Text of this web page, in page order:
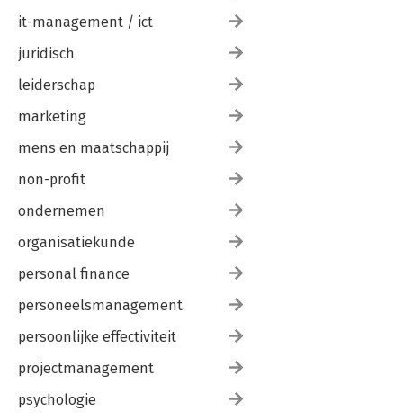
it-management / ict
juridisch
leiderschap
marketing
mens en maatschappij
non-profit
ondernemen
organisatiekunde
personal finance
personeelsmanagement
persoonlijke effectiviteit
projectmanagement
psychologie